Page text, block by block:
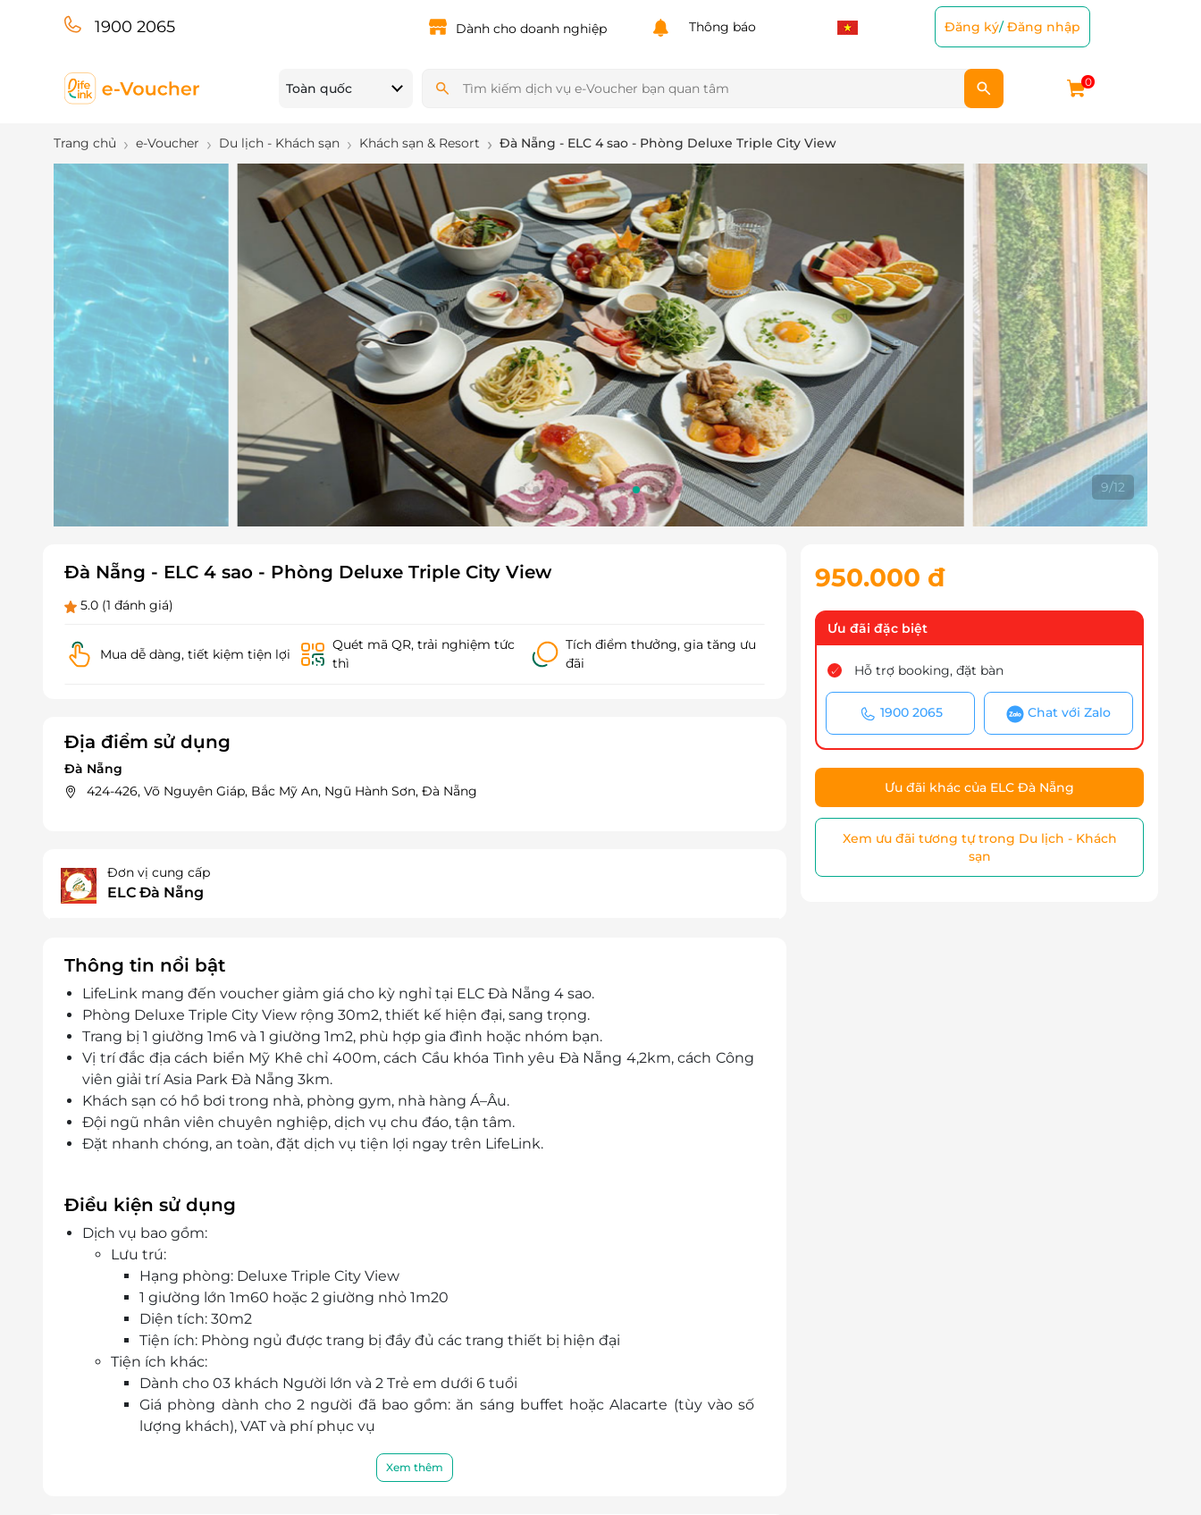
1900 2065 Dành cho doanh nghiệp Thông báo Đăng ký/Đăng nhập
Toàn quốc 0
Trang chủ e-Voucher Du lịch - Khách sạn Khách sạn & Resort Đà Nẵng - ELC 4 sao - Phòng Deluxe Triple City View
9/12
Đà Nẵng - ELC 4 sao - Phòng Deluxe Triple City View
5.0 (1 đánh giá)
Mua dễ dàng, tiết kiệm tiện lợi
Quét mã QR, trải nghiệm tức
thì
Tích điểm thưởng, gia tăng ưu
đãi
Địa điểm sử dụng
Đà Nẵng
424-426, Võ Nguyên Giáp, Bắc Mỹ An, Ngũ Hành Sơn, Đà Nẵng
Đơn vị cung cấp
ELC Đà Nẵng
Thông tin nổi bật
LifeLink mang đến voucher giảm giá cho kỳ nghỉ tại ELC Đà Nẵng 4 sao.
Phòng Deluxe Triple City View rộng 30m2, thiết kế hiện đại, sang trọng.
Trang bị 1 giường 1m6 và 1 giường 1m2, phù hợp gia đình hoặc nhóm bạn.
Vị trí đắc địa cách biển Mỹ Khê chỉ 400m, cách Cầu khóa Tình yêu Đà Nẵng 4,2km, cách Công
viên giải trí Asia Park Đà Nẵng 3km.
Khách sạn có hồ bơi trong nhà, phòng gym, nhà hàng Á–Âu.
Đội ngũ nhân viên chuyên nghiệp, dịch vụ chu đáo, tận tâm.
Đặt nhanh chóng, an toàn, đặt dịch vụ tiện lợi ngay trên LifeLink.
Điều kiện sử dụng
Dịch vụ bao gồm:
Lưu trú:
Hạng phòng: Deluxe Triple City View
1 giường lớn 1m60 hoặc 2 giường nhỏ 1m20
Diện tích: 30m2
Tiện ích: Phòng ngủ được trang bị đầy đủ các trang thiết bị hiện đại
Tiện ích khác:
Dành cho 03 khách Người lớn và 2 Trẻ em dưới 6 tuổi
Giá phòng dành cho 2 người đã bao gồm: ăn sáng buffet hoặc Alacarte (tùy vào số
lượng khách), VAT và phí phục vụ
Sử dụng phòng tập gym, hồ bơi miễn phí
Xem thêm
950.000 đ
Ưu đãi đặc biệt
Hỗ trợ booking, đặt bàn
1900 2065 Chat với Zalo
Ưu đãi khác của ELC Đà Nẵng
Xem ưu đãi tương tự trong Du lịch - Khách
sạn